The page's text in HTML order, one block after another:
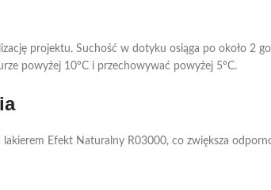
projektu. Suchość w dotyku osiąga po około 2
powyżej 10°C i przechowywać powyżej 5°C.
Efekt Naturalny R03000, co zwiększa